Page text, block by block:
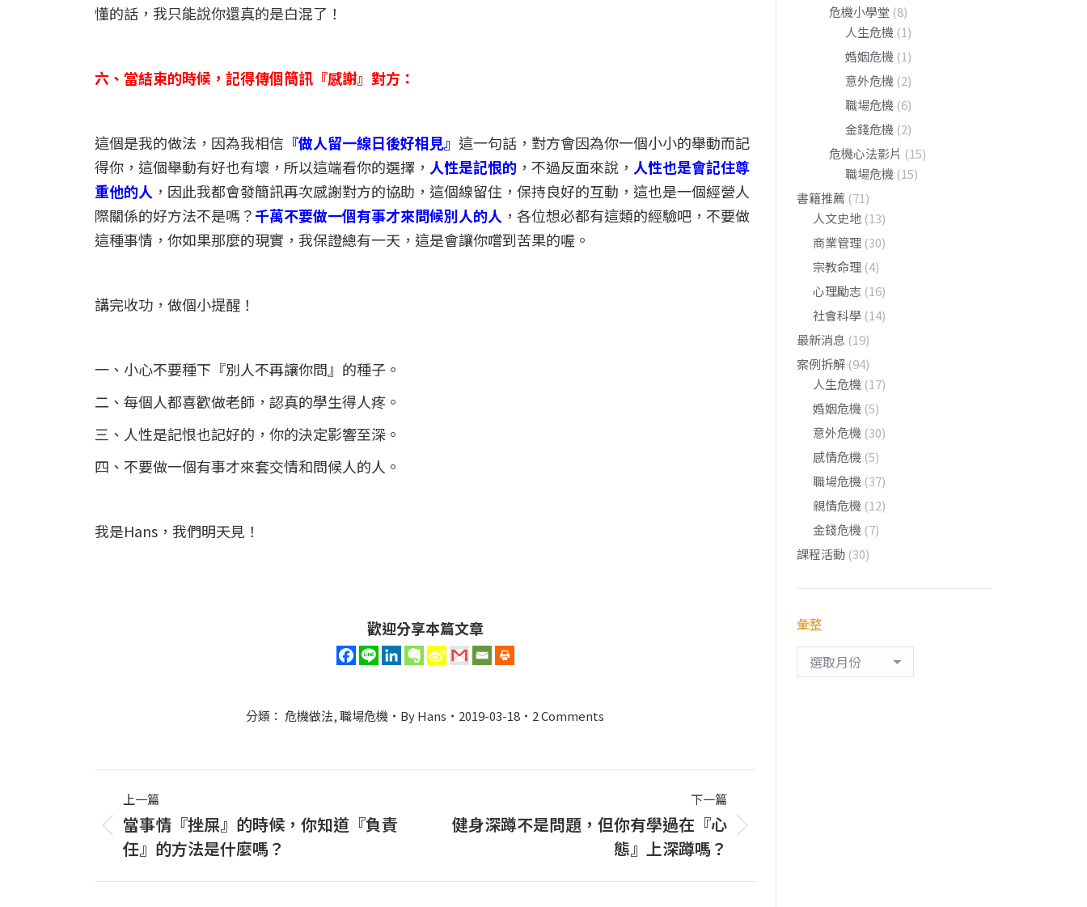
懂的話，我只能說你還真的是白混了！
六、當結束的時候，記得傳個簡訊『感謝』對方：
這個是我的做法，因為我相信 『做人留一線日後好相見』 這一句話，對方會因為你一個小小的舉動而記
得你，這個舉動有好也有壞，所以這端看你的選擇， 人性是記恨的 ，不過反面來說， 人性也是會記住尊
重他的人 ，因此我都會發簡訊再次感謝對方的協助，這個線留住，保持良好的互動，這也是一個經營人
際關係的好方法不是嗎？千萬不要做一個有事才來問候別人的人 ，各位想必都有這類的經驗吧，不要做
這種事情，你如果那麼的現實，我保證總有一天，這是會讓你嚐到苦果的喔。
講完收功，做個小提醒！
一、小心不要種下『別人不再讓你問』的種子。
二、每個人都喜歡做老師，認真的學生得人疼。
三、人性是記恨也記好的，你的決定影響至深。
四、不要做一個有事才來套交情和問候人的人。
我是Hans，我們明天見！
歡迎分享本篇文章
分類：危機做法,職場危機 ByHans 2019-03-18 2 Comments
Post
navigation
上一篇
上
一
篇
當事情『挫屎』的時候，你知道『負責
任』的方法是什麼嗎？
下一篇
下
篇
健身深蹲不是問題，但你有學過在『心
態』上深蹲嗎？
危機小學堂 (8)
人生危機 (1)
婚姻危機 (1)
意外危機 (2)
職場危機 (6)
金錢危機 (2)
危機心法影片 (15)
職場危機 (15)
書籍推薦 (71)
人文史地 (13)
商業管理 (30)
宗教命理 (4)
心理勵志 (16)
社會科學 (14)
最新消息 (19)
案例拆解 (94)
人生危機 (17)
婚姻危機 (5)
意外危機 (30)
感情危機 (5)
職場危機 (37)
親情危機 (12)
金錢危機 (7)
課程活動 (30)
彙整
整